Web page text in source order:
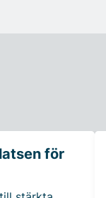
för